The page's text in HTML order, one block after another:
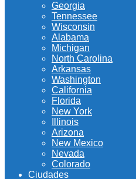
Georgia
Tennessee
Wisconsin
Alabama
Michigan
North Carolina
Arkansas
Washington
California
Florida
New York
Illinois
Arizona
New Mexico
Nevada
Colorado
Ciudades